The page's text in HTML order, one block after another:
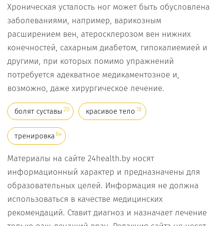
Хроническая усталость ног может быть обусловлена
заболеваниями, например, варикозным
расширением вен, атеросклерозом вен нижних
конечностей, сахарным диабетом, гипокалиемией и
другими, при которых помимо упражнений
потребуется адекватное медикаментозное и,
возможно, даже хирургическое лечение.
болят суставы 20 красивое тело 18
тренировка 64
Материалы на сайте 24health.by носят
информационный характер и предназначены для
образовательных целей. Информация не должна
использоваться в качестве медицинских
рекомендаций. Ставит диагноз и назначает лечение